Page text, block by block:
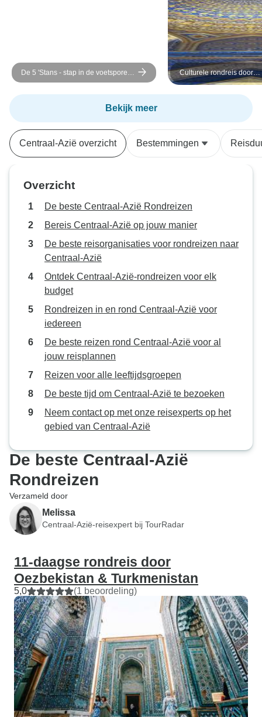
de Dervaza krater en Bukhara. We
hadden een geweldige ervaring
en zouden de Guided Travels 11
De 5 'Stans - stap in de voetsporen
van Genghis Khan
Culturele rondreis door
Oezbekistan – 10 dagen
Bekijk meer
Centraal-Azië overzicht Bestemmingen
Overzicht
De beste Centraal-Azië Rondreizen
Bereis Centraal-Azië op jouw manier
De beste reisorganisaties voor rondreizen naar
Centraal-Azië
Ontdek Centraal-Azië-rondreizen voor elk
budget
Rondreizen in en rond Centraal-Azië voor
iedereen
De beste reizen rond Centraal-Azië voor al
jouw reisplannen
Reizen voor alle leeftijdsgroepen
De beste tijd om Centraal-Azië te bezoeken
Neem contact op met onze reisexperts op het
gebied van Centraal-Azië
De beste Centraal-Azië
Rondreizen
Verzameld door
Melissa
Centraal-Azië-reisexpert bij TourRadar
11-daagse rondreis door
Oezbekistan & Turkmenistan
5,0 (1 beoordeling)